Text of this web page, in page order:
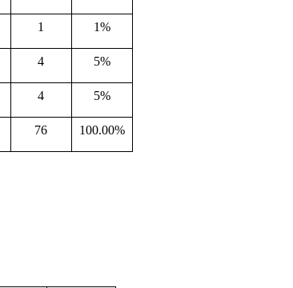
1 1%
4 5%
4 5%
76 100.00%